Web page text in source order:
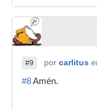
#9 por carlitus
#8Amén.